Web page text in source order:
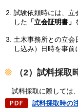
試験依頼時には、立
した 「立会証明書」
土木事務所との立会
し込み）日時を事前
（2）試料採取
試料採取に際しては、
試料採取時の